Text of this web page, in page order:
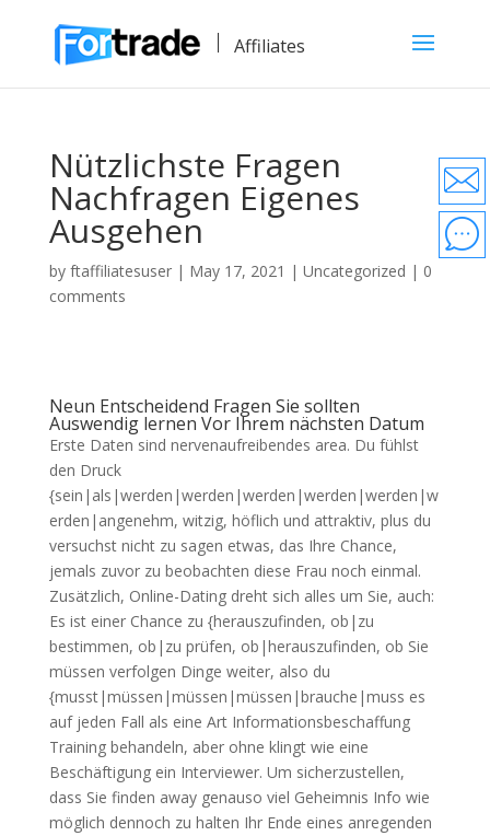
Affiliates
Nützlichste Fragen
Nachfragen Eigenes
Ausgehen
by ftaffiliatesuser| May 17, 2021 | Uncategorized | 0
comments
Neun Entscheidend Fragen Sie sollten
Auswendig lernen Vor Ihrem nächsten Datum
Erste Daten sind nervenaufreibendes area. Du fühlst
den Druck
{sein|als|werden|werden|werden|werden|werden|w
erden|angenehm, witzig, höflich und attraktiv, plus du
versuchst nicht zu sagen etwas, das Ihre Chance,
jemals zuvor zu beobachten diese Frau noch einmal.
Zusätzlich, Online-Dating dreht sich alles um Sie, auch:
Es ist einer Chance zu {herauszufinden, ob|zu
bestimmen, ob|zu prüfen, ob|herauszufinden, ob Sie
müssen verfolgen Dinge weiter, also du
{musst|müssen|müssen|müssen|brauche|muss es
auf jeden Fall als eine Art Informationsbeschaffung
Training behandeln, aber ohne klingt wie eine
Beschäftigung ein Interviewer. Um sicherzustellen,
dass Sie finden away genauso viel Geheimnis Info wie
möglich dennoch zu halten Ihr Ende eines anregenden